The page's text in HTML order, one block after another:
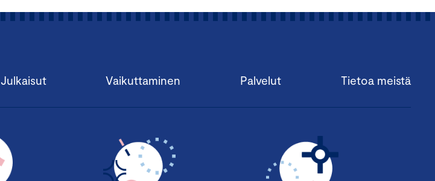
Julkaisut Vaikuttaminen Palvelut Tietoa meistä